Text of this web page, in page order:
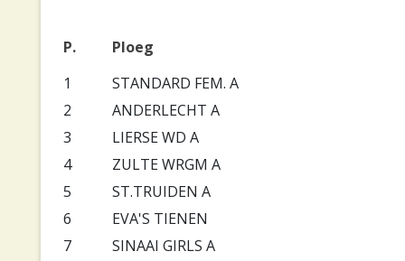
P.
Ploeg
1
STANDARD FEM. A
2
ANDERLECHT A
3
LIERSE WD A
4
ZULTE WRGM A
5
ST.TRUIDEN A
6
EVA'S TIENEN
7
SINAAI GIRLS A